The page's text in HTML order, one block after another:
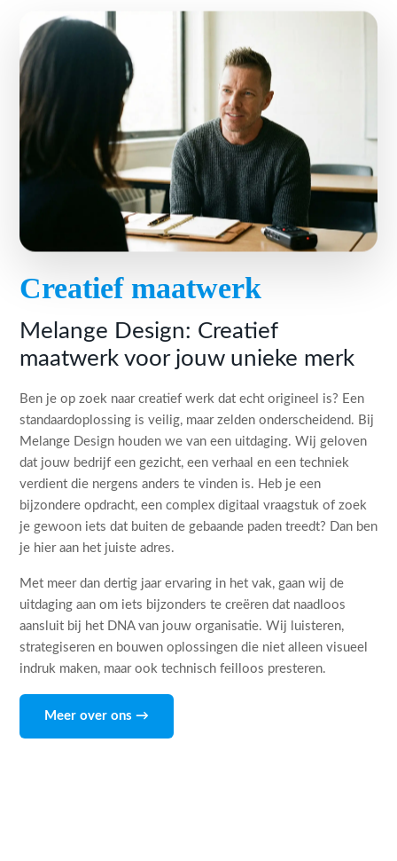
Creatief maatwerk
Melange Design: Creatief
maatwerk voor jouw unieke merk
Ben je op zoek naar creatief werk dat echt origineel is? Een
standaardoplossing is veilig, maar zelden onderscheidend. Bij
Melange Design houden we van een uitdaging. Wij geloven
dat jouw bedrijf een gezicht, een verhaal en een techniek
verdient die nergens anders te vinden is. Heb je een
bijzondere opdracht, een complex digitaal vraagstuk of zoek
je gewoon iets dat buiten de gebaande paden treedt? Dan ben
je hier aan het juiste adres.
Met meer dan dertig jaar ervaring in het vak, gaan wij de
uitdaging aan om iets bijzonders te creëren dat naadloos
aansluit bij het DNA van jouw organisatie. Wij luisteren,
strategiseren en bouwen oplossingen die niet alleen visueel
indruk maken, maar ook technisch feilloos presteren.
Meer over ons →